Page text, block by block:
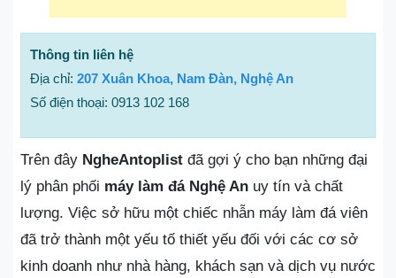
Thông tin liên hệ
Địa chỉ: 207 Xuân Khoa, Nam Đàn, Nghệ An
Số điện thoại: 0913 102 168
Trên đây NgheAntoplist đã gợi ý cho bạn những đại
lý phân phối máy làm đá Nghệ An uy tín và chất
lượng. Việc sở hữu một chiếc nhẫn máy làm đá viên
đã trở thành một yếu tố thiết yếu đối với các cơ sở
kinh doanh như nhà hàng, khách sạn và dịch vụ nước